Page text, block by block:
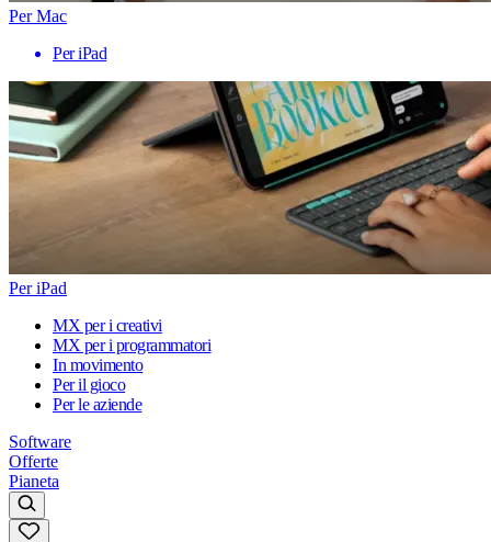
Per Mac
Per iPad
Per iPad
MX per i creativi
MX per i programmatori
In movimento
Per il gioco
Per le aziende
Software
Offerte
Pianeta